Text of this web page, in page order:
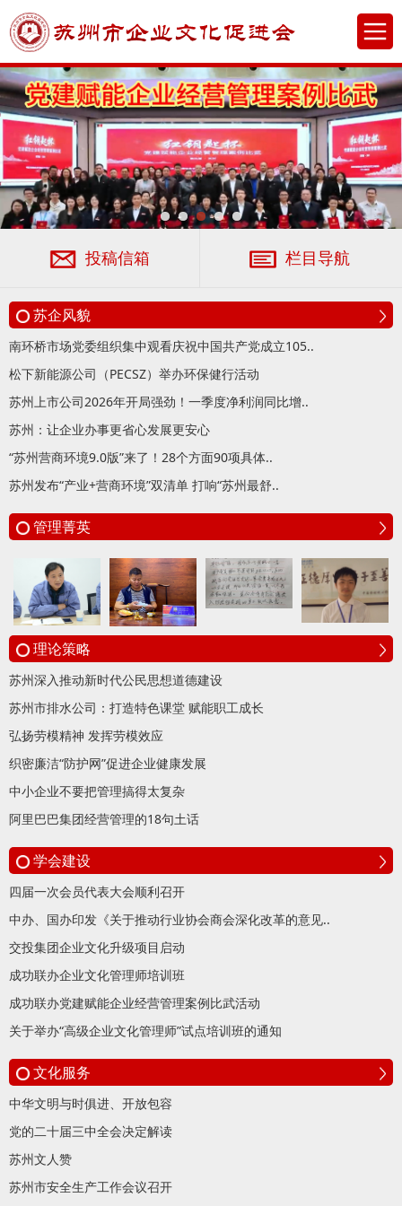
投稿信箱 栏目导航
苏企风貌
南环桥市场党委组织集中观看庆祝中国共产党成立105..
松下新能源公司（PECSZ）举办环保健行活动
苏州上市公司2026年开局强劲！一季度净利润同比增..
苏州：让企业办事更省心发展更安心
“苏州营商环境9.0版”来了！28个方面90项具体..
苏州发布“产业+营商环境”双清单 打响“苏州最舒..
管理菁英
理论策略
苏州深入推动新时代公民思想道德建设
苏州市排水公司：打造特色课堂 赋能职工成长
弘扬劳模精神 发挥劳模效应
织密廉洁“防护网”促进企业健康发展
中小企业不要把管理搞得太复杂
阿里巴巴集团经营管理的18句土话
学会建设
四届一次会员代表大会顺利召开
中办、国办印发《关于推动行业协会商会深化改革的意见..
交投集团企业文化升级项目启动
成功联办企业文化管理师培训班
成功联办党建赋能企业经营管理案例比武活动
关于举办“高级企业文化管理师”试点培训班的通知
文化服务
中华文明与时俱进、开放包容
党的二十届三中全会决定解读
苏州文人赞
苏州市安全生产工作会议召开